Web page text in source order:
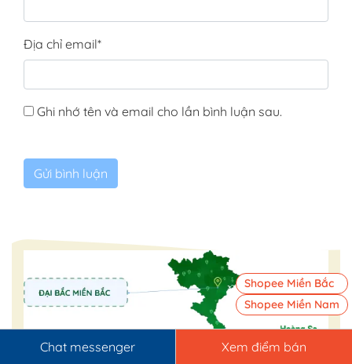
Địa chỉ email*
Ghi nhớ tên và email cho lần bình luận sau.
Chat messenger Xem điểm bán
Shopee Miền Bắc
Shopee Miền Nam